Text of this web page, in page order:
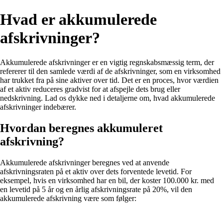
Hvad er akkumulerede
afskrivninger?
Akkumulerede afskrivninger er en vigtig regnskabsmæssig term, der
refererer til den samlede værdi af de afskrivninger, som en virksomhed
har trukket fra på sine aktiver over tid. Det er en proces, hvor værdien
af et aktiv reduceres gradvist for at afspejle dets brug eller
nedskrivning. Lad os dykke ned i detaljerne om, hvad akkumulerede
afskrivninger indebærer.
Hvordan beregnes akkumuleret
afskrivning?
Akkumulerede afskrivninger beregnes ved at anvende
afskrivningsraten på et aktiv over dets forventede levetid. For
eksempel, hvis en virksomhed har en bil, der koster 100.000 kr. med
en levetid på 5 år og en årlig afskrivningsrate på 20%, vil den
akkumulerede afskrivning være som følger: